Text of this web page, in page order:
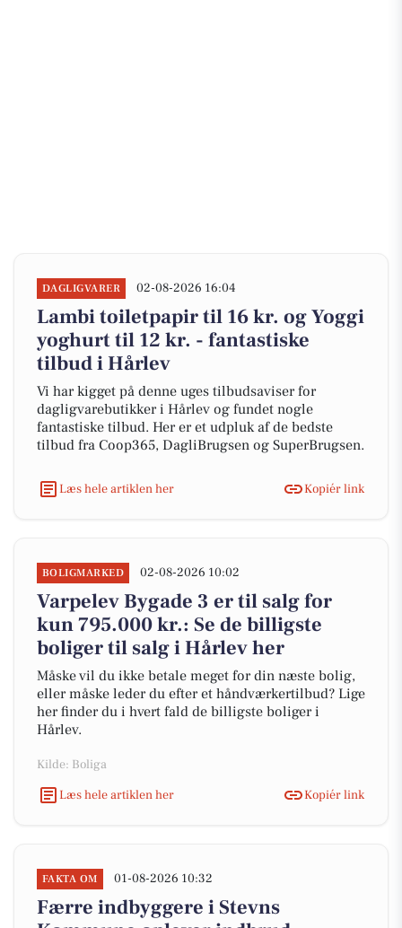
DAGLIGVARER 02-08-2026 16:04
Lambi toiletpapir til 16 kr. og Yoggi
yoghurt til 12 kr. - fantastiske
tilbud i Hårlev
Vi har kigget på denne uges tilbudsaviser for
dagligvarebutikker i Hårlev og fundet nogle
fantastiske tilbud. Her er et udpluk af de bedste
tilbud fra Coop365, DagliBrugsen og SuperBrugsen.
Læs hele artiklen her Kopiér link
BOLIGMARKED 02-08-2026 10:02
Varpelev Bygade 3 er til salg for
kun 795.000 kr.: Se de billigste
boliger til salg i Hårlev her
Måske vil du ikke betale meget for din næste bolig,
eller måske leder du efter et håndværkertilbud? Lige
her finder du i hvert fald de billigste boliger i
Hårlev.
Kilde: Boliga
Læs hele artiklen her
Kopiér link
FAKTA OM 01-08-2026 10:32
Færre indbyggere i Stevns